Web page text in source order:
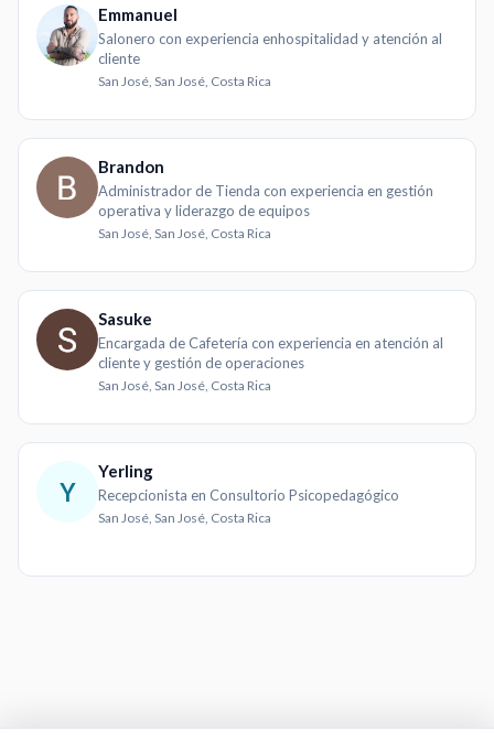
Emmanuel
Salonero con experiencia enhospitalidad y atención al
cliente
San José, San José, Costa Rica
Brandon
Administrador de Tienda con experiencia en gestión
operativa y liderazgo de equipos
San José, San José, Costa Rica
Sasuke
Encargada de Cafetería con experiencia en atención al
cliente y gestión de operaciones
San José, San José, Costa Rica
Y
Yerling
Recepcionista en Consultorio Psicopedagógico
San José, San José, Costa Rica